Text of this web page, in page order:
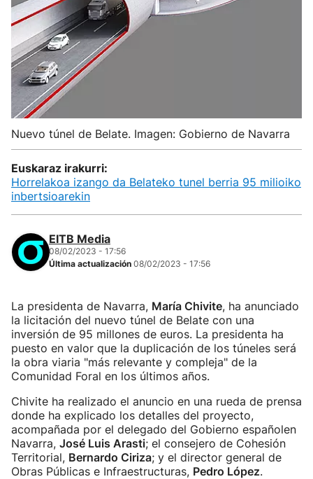
Nuevo túnel de Belate. Imagen: Gobierno de Navarra
Euskaraz irakurri:
Horrelakoa izango da Belateko tunel berria 95 milioiko
inbertsioarekin
EITB Media
08/02/2023 - 17:56
Última actualización 08/02/2023 - 17:56
La presidenta de Navarra, María Chivite, ha anunciado
la licitación del nuevo túnel de Belate con una
inversión de 95 millones de euros. La presidenta ha
puesto en valor que la duplicación de los túneles será
la obra viaria "más relevante y compleja" de la
Comunidad Foral en los últimos años.
Chivite ha realizado el anuncio en una rueda de prensa
donde ha explicado los detalles del proyecto,
acompañada por el delegado del Gobierno españolen
Navarra, José Luis Arasti; el consejero de Cohesión
Territorial, Bernardo Ciriza; y el director general de
Obras Públicas e Infraestructuras, Pedro López.